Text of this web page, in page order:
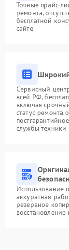
Точные прайс-
ремонта,
бесплатной
сайте
Сервисный
всей РФ,
включая
статус ремонта
службы техники
Использование
аккуратная
резервное